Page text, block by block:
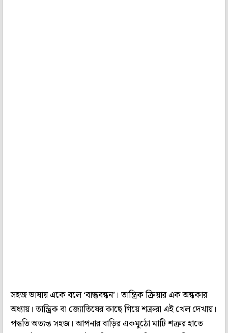
সহজ ভাষায় একে বলে ‘বাস্তুবন্ধন’। তান্ত্রিক ক্রিয়ার এক অন্ধকার
অধ্যায়। তান্ত্রিক বা জ্যোতিষের কাছে গিয়ে শত্রুরা এই খেল দেখায়।
পদ্ধতি অত্যন্ত সহজ। আপনার বাড়ির একমুঠো মাটি শত্রুর হাতে